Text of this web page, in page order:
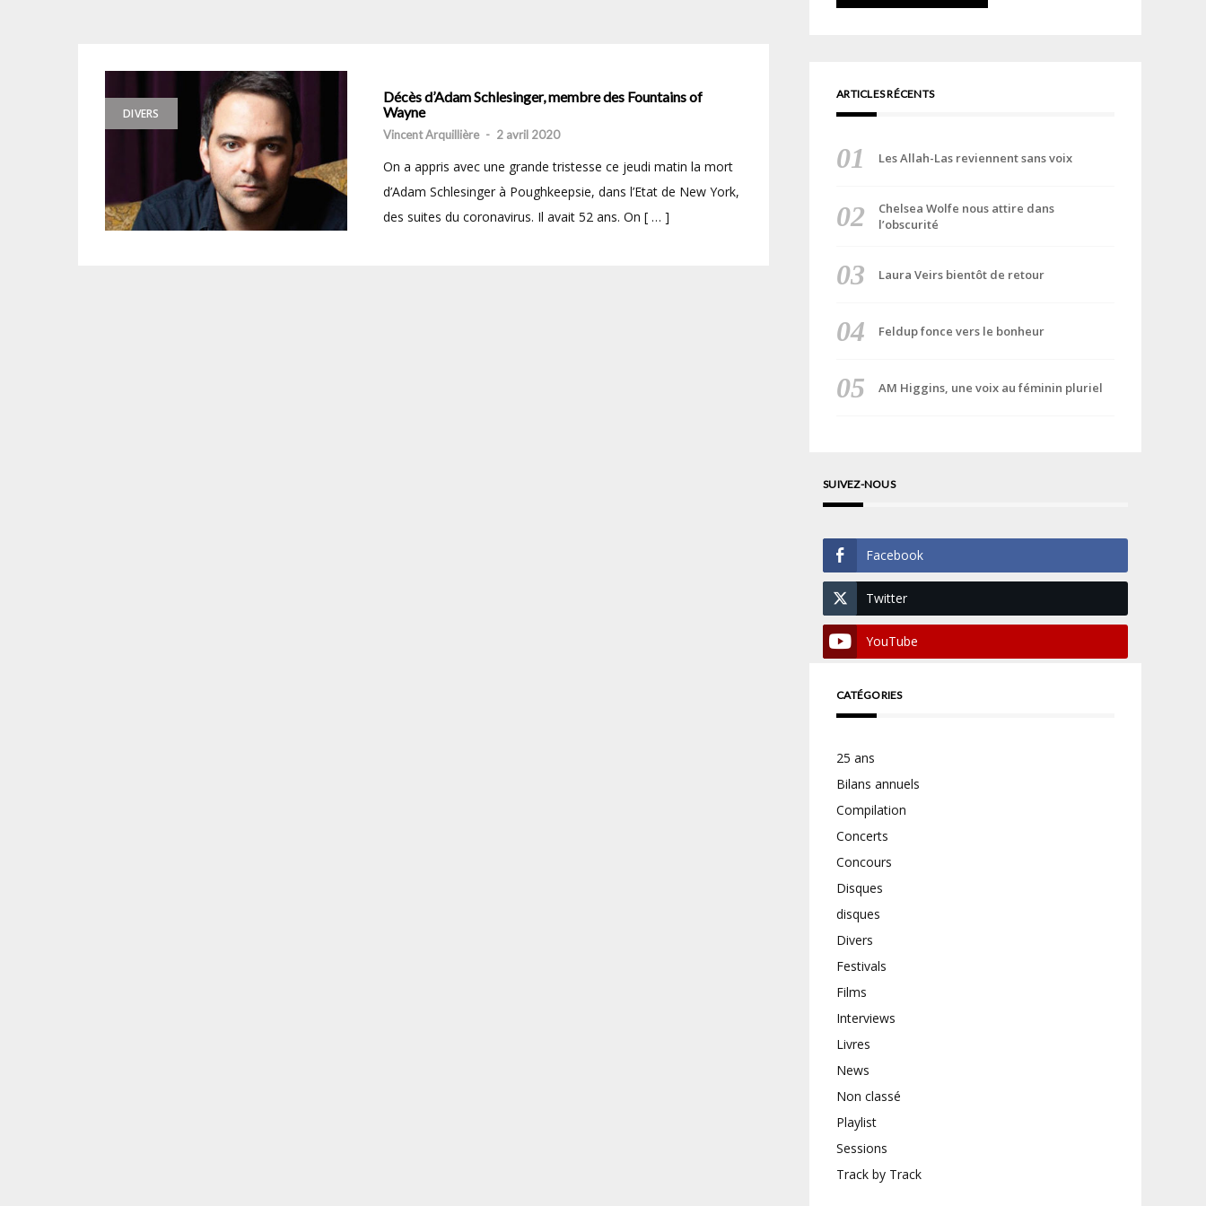
DIVERS
Décès d’Adam Schlesinger, membre des Fountains of
Wayne
Vincent Arquillière - 2 avril 2020
On a appris avec une grande tristesse ce jeudi matin la mort
d’Adam Schlesinger à Poughkeepsie, dans l’Etat de New York,
des suites du coronavirus. Il avait 52 ans. On [ … ]
ARTICLES RÉCENTS
Les Allah-Las reviennent sans voix
Chelsea Wolfe nous attire dans
l’obscurité
Laura Veirs bientôt de retour
Feldup fonce vers le bonheur
AM Higgins, une voix au féminin pluriel
SUIVEZ-NOUS
Facebook
Twitter
YouTube
CATÉGORIES
25 ans
Bilans annuels
Compilation
Concerts
Concours
Disques
disques
Divers
Festivals
Films
Interviews
Livres
News
Non classé
Playlist
Sessions
Track by Track